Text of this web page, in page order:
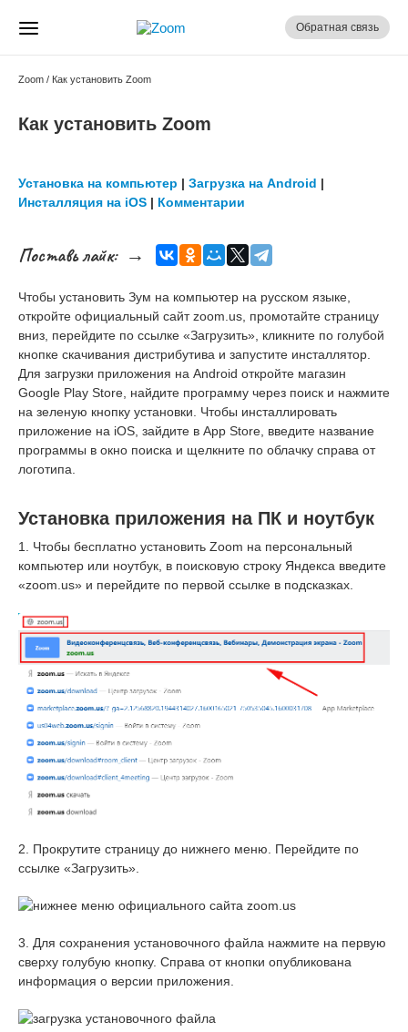
Zoom / Как установить Zoom
Как установить Zoom
Установка на компьютер | Загрузка на Android |
Инсталляция на iOS | Комментарии
Поставь лайк: →
Чтобы установить Зум на компьютер на русском языке,
откройте официальный сайт zoom.us, промотайте страницу
вниз, перейдите по ссылке «Загрузить», кликните по голубой
кнопке скачивания дистрибутива и запустите инсталлятор.
Для загрузки приложения на Android откройте магазин
Google Play Store, найдите программу через поиск и нажмите
на зеленую кнопку установки. Чтобы инсталлировать
приложение на iOS, зайдите в App Store, введите название
программы в окно поиска и щелкните по облачку справа от
логотипа.
Установка приложения на ПК и ноутбук
1. Чтобы бесплатно установить Zoom на персональный
компьютер или ноутбук, в поисковую строку Яндекса введите
«zoom.us» и перейдите по первой ссылке в подсказках.
2. Прокрутите страницу до нижнего меню. Перейдите по
ссылке «Загрузить».
3. Для сохранения установочного файла нажмите на первую
сверху голубую кнопку. Справа от кнопки опубликована
информация о версии приложения.
Обратная связь